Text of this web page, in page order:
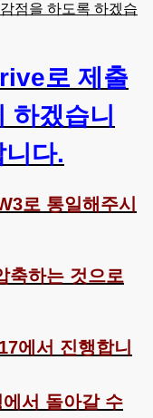
점을 하도록 하겠습
로 제출
하겠습니
다.
로 통일해주시
축하는 것으로
에서 진행합니
서 돌아갈 수